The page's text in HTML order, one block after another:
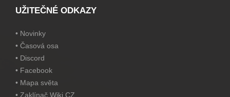
UŽITEČNÉ ODKAZY
• Novinky
• Časová osa
• Discord
• Facebook
• Mapa světa
• Zaklínač Wiki CZ